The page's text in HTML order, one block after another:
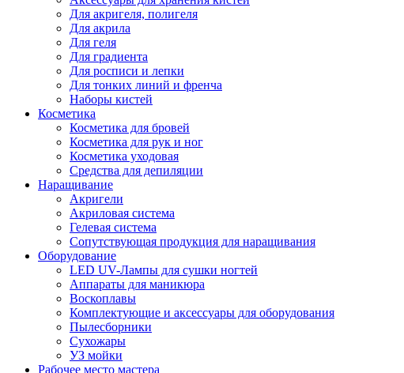
Для акригеля, полигеля
Для акрила
Для геля
Для градиента
Для росписи и лепки
Для тонких линий и френча
Наборы кистей
Косметика
Косметика для бровей
Косметика для рук и ног
Косметика уходовая
Средства для депиляции
Наращивание
Акригели
Акриловая система
Гелевая система
Сопутствующая продукция для наращивания
Оборудование
LED UV-Лампы для сушки ногтей
Аппараты для маникюра
Воскоплавы
Комплектующие и аксессуары для оборудования
Пылесборники
Сухожары
УЗ мойки
Рабочее место мастера